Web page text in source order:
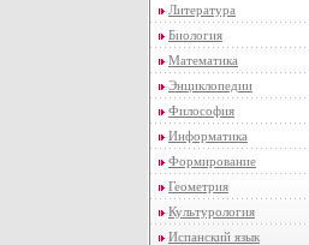
Литература
Биология
Математика
Энциклопедии
Философия
Информатика
Формирование
Геометрия
Культурология
Испанский язык